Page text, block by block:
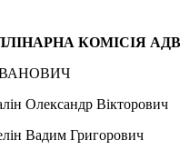
КОМІСІЯ
Олександр Вікторович
Вадим Григорович